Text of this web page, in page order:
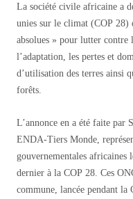
La société civile africaine a
unies sur le climat (COP
absolues » pour lutter contre
l’adaptation, les pertes et
d’utilisation des terres ainsi
forêts.
L’annonce en a été faite par
ENDA-Tiers Monde,
gouvernementales africaines
dernier à la COP 28. Ces
commune, lancée pendant